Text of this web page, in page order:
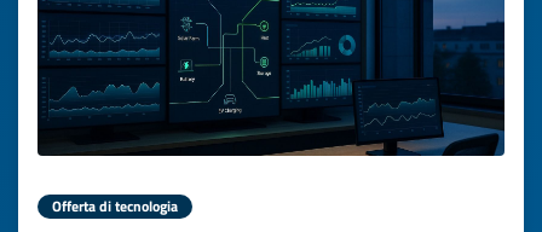
Offerta di tecnologia